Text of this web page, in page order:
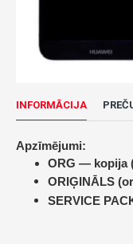
INFORMĀCIJA
Apzīmējumi:
ORG — kopija
ORIĢINĀLS
SERVICE